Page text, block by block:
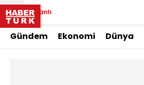
Canlı
Gündem Ekonomi Dünya